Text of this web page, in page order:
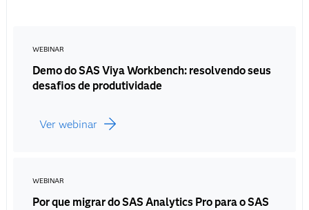
WEBINAR
Demo do SAS Viya Workbench: resolvendo seus
desafios de produtividade
Ver webinar
WEBINAR
Por que migrar do SAS Analytics Pro para o SAS